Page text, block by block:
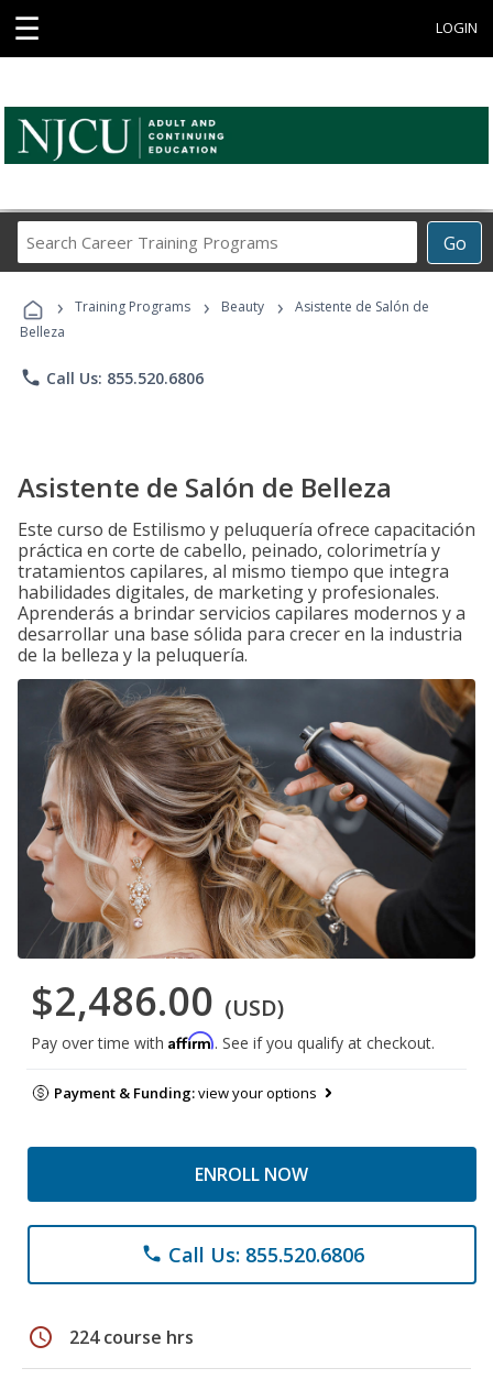
☰ LOGIN
Go
Career
Programs
› Training Programs › Beauty ›
Asistente de Salón de
Belleza
phone Call Us: 855.520.6806
Asistente de Salón de Belleza
Este curso de Estilismo y peluquería ofrece capacitación
práctica en corte de cabello, peinado, colorimetría y
tratamientos capilares, al mismo tiempo que integra
habilidades digitales, de marketing y profesionales.
Aprenderás a brindar servicios capilares modernos y a
desarrollar una base sólida para crecer en la industria
de la belleza y la peluquería.
$2,486.00 (USD)
Pay over time with Affirm. See if you qualify at checkout.
Payment & Funding:view your options
ENROLL NOW
phone Call Us: 855.520.6806
schedule 224 course hrs